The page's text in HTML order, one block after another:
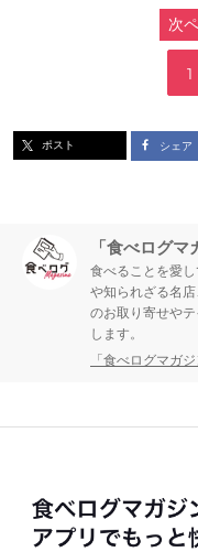
次
ペ1
ポスト シェア
「食べログ
食べることを愛
や知られざる名
のお取り寄せや
します。
「食べログマガ